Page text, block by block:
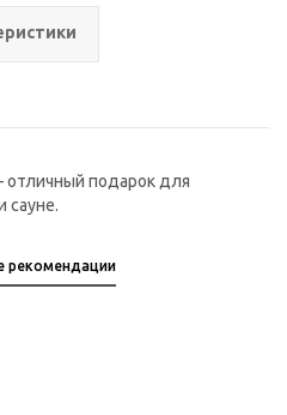
отличный подарок для
сауне.
рекомендации